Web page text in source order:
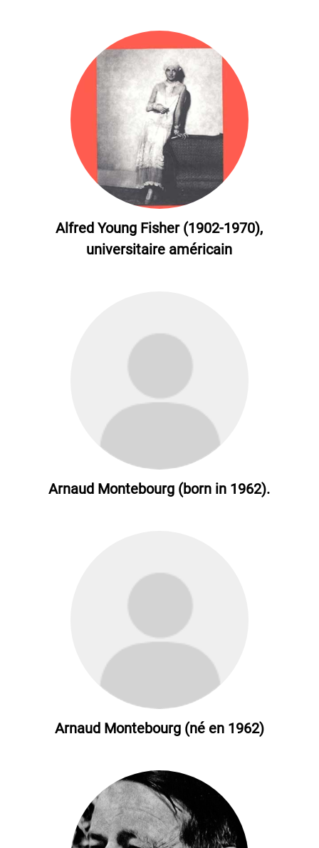
Alfred Young Fisher (1902-1970),
universitaire américain
Arnaud Montebourg (born in 1962).
Arnaud Montebourg (né en 1962)